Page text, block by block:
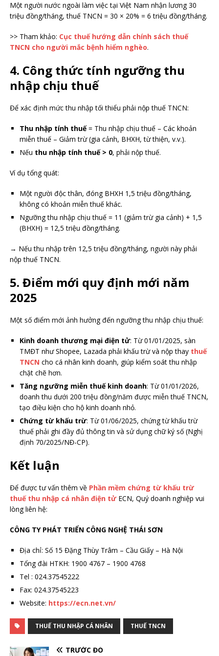
Một người nước ngoài làm việc tại Việt Nam nhận lương 30
triệu đồng/tháng, thuế TNCN = 30 × 20% = 6 triệu đồng/tháng.
>> Tham khảo: Cục thuế hướng dẫn chính sách thuế
TNCN cho người mắc bệnh hiểm nghèo.
4. Công thức tính ngưỡng thu
nhập chịu thuế
Để xác định mức thu nhập tối thiểu phải nộp thuế TNCN:
Thu nhập tính thuế= Thu nhập chịu thuế – Các khoản
miễn thuế – Giảm trừ (gia cảnh, BHXH, từ thiện, v.v.).
Nếu thu nhập tính thuế > 0, phải nộp thuế.
Ví dụ tổng quát:
Một người độc thân, đóng BHXH 1,5 triệu đồng/tháng,
không có khoản miễn thuế khác.
Ngưỡng thu nhập chịu thuế = 11 (giảm trừ gia cảnh) + 1,5
(BHXH) = 12,5 triệu đồng/tháng.
→ Nếu thu nhập trên 12,5 triệu đồng/tháng, người này phải
nộp thuế TNCN.
5. Điểm mới quy định mới năm
2025
Một số điểm mới ảnh hưởng đến ngưỡng thu nhập chịu thuế:
Kinh doanh thương mại điện tử: Từ 01/01/2025, sàn
TMĐT như Shopee, Lazada phải khấu trừ và nộp thay thuế
TNCN cho cá nhân kinh doanh, giúp kiểm soát thu nhập
chặt chẽ hơn.
Tăng ngưỡng miễn thuế kinh doanh: Từ 01/01/2026,
doanh thu dưới 200 triệu đồng/năm được miễn thuế TNCN,
tạo điều kiện cho hộ kinh doanh nhỏ.
Chứng từ khấu trừ: Từ 01/06/2025, chứng từ khấu trừ
thuế phải ghi đầy đủ thông tin và sử dụng chữ ký số (Nghị
định 70/2025/NĐ-CP).
Kết luận
Để được tư vấn thêm về Phần mềm chứng từ khấu trừ
thuế thu nhập cá nhân điện tửECN, Quý doanh nghiệp vui
lòng liên hệ:
CÔNG TY PHÁT TRIỂN CÔNG NGHỆ THÁI SƠN
Địa chỉ: Số 15 Đặng Thùy Trâm – Cầu Giấy – Hà Nội
Tổng đài HTKH: 1900 4767 – 1900 4768
Tel : 024.37545222
Fax: 024.37545223
Website: https://ecn.net.vn/
THUẾ THU NHẬP CÁ NHÂN THUẾ TNCN
TRƯỚC ĐÓ